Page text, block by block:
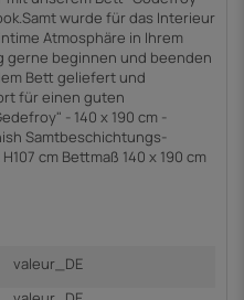
wurde für das Interieur
Atmosphäre in Ihrem
gerne beginnen und beenden
Bett geliefert und
für einen guten
- 140 x 190 cm -
Samtbeschichtungs-
cm Bettmaß 140 x 190 cm
valeur_DE